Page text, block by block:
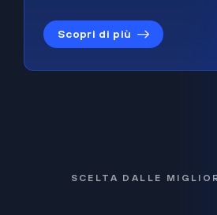
Scopri di più
SCELTA DALLE